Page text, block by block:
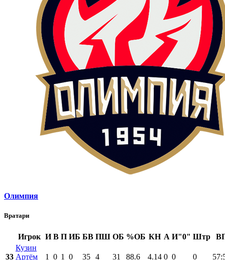
Олимпия
Вратари
Игрок И В П ИБ БВ ПШ ОБ %ОБ КН А И"0" Штр
33
Кузин
Артём
1 0 1 0 35 4 31 88.6 4.14 0 0 0